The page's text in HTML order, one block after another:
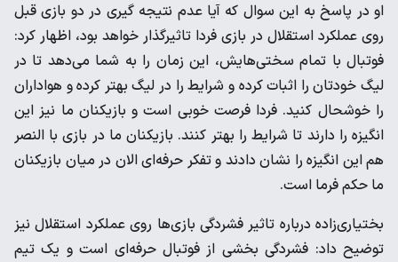
او در پاسخ به این سوال که آیا عدم نتیجه گیری در دو بازی قبل
روی عملکرد استقلال در بازی فردا تاثیرگذار خواهد بود، اظهار کرد:
فوتبال با تمام سختی‌هایش، این زمان را به شما می‌دهد تا در
لیگ خودتان را اثبات کرده و شرایط را در لیگ بهتر کرده و هواداران
را خوشحال کنید. فردا فرصت خوبی است و بازیکنان ما نیز این
انگیزه را دارند تا شرایط را بهتر کنند. بازیکنان ما در بازی با النصر
هم این انگیزه را نشان دادند و تفکر حرفه‌ای الان در میان بازیکنان
ما حکم فرما است.
بختیاری‌زاده درباره تاثیر فشردگی بازی‌ها روی عملکرد استقلال نیز
توضیح داد: فشردگی بخشی از فوتبال حرفه‌ای است و یک تیم